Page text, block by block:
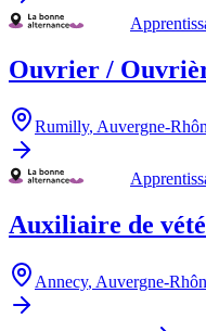
Ouvrier /
Rumilly, Auvergne-
Auxiliaire de
Annecy, Auvergne-